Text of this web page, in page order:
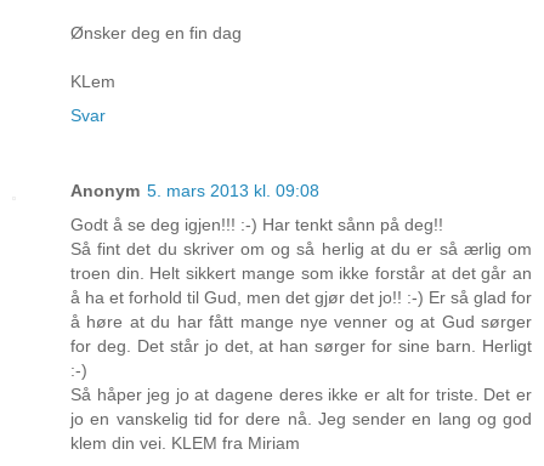
Ønsker deg en fin dag
KLem
Svar
Anonym 5. mars 2013 kl. 09:08
Godt å se deg igjen!!! :-) Har tenkt sånn på deg!!
Så fint det du skriver om og så herlig at du er så ærlig om
troen din. Helt sikkert mange som ikke forstår at det går an
å ha et forhold til Gud, men det gjør det jo!! :-) Er så glad for
å høre at du har fått mange nye venner og at Gud sørger
for deg. Det står jo det, at han sørger for sine barn. Herligt
:-)
Så håper jeg jo at dagene deres ikke er alt for triste. Det er
jo en vanskelig tid for dere nå. Jeg sender en lang og god
klem din vei. KLEM fra Miriam